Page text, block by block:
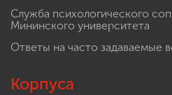
Служба психологического
Мининского университета
Ответы на часто задаваемые
Корпуса